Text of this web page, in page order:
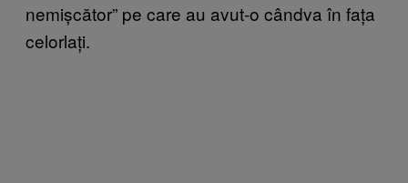
nemișcător” pe care au avut-o cândva în fața
celorlați.